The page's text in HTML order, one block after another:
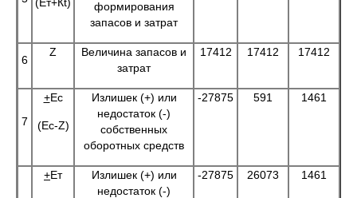
формирования
запасов и затрат
6
Z
Величина запасов и
затрат
17412 17412 17412
7
+Ес
(Ес-Z)
Излишек (+) или
недостаток (-)
собственных
оборотных средств
-27875 591 1461
+Ет
Излишек (+) или
недостаток (-)
-27875 26073 1461